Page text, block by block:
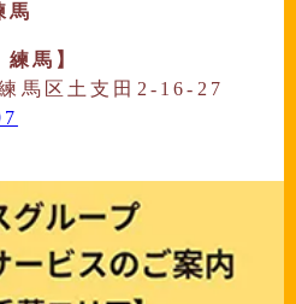
馬
馬】
馬区土支田2-16-27